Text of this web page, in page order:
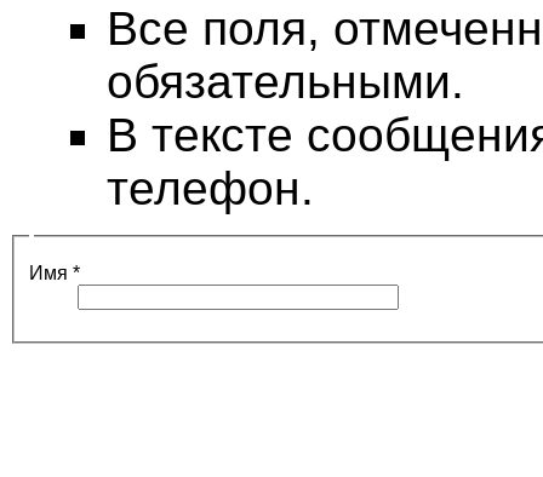
Все поля,
обязательными.
В тексте
телефон.
Имя *